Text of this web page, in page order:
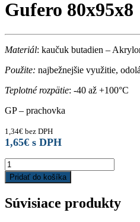
Gufero 80x95x8
Materiál: kaučuk butadien –
Použite: najbežnejšie využitie,
Teplotné rozpätie: -40 až +100°C
GP – prachovka
1,34€ bez DPH
1,65€ s DPH
Gufero
80x95x8
quantity
Pridať do košíka
Súvisiace produkty